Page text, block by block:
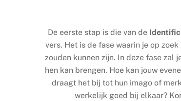
De eerste stap is die van de
vers. Het is de fase waarin je op
zouden kunnen zijn. In deze fase zal
hen kan brengen. Hoe kan jouw
draagt het bij tot hun imago of
werkelijk goed bij elkaar?